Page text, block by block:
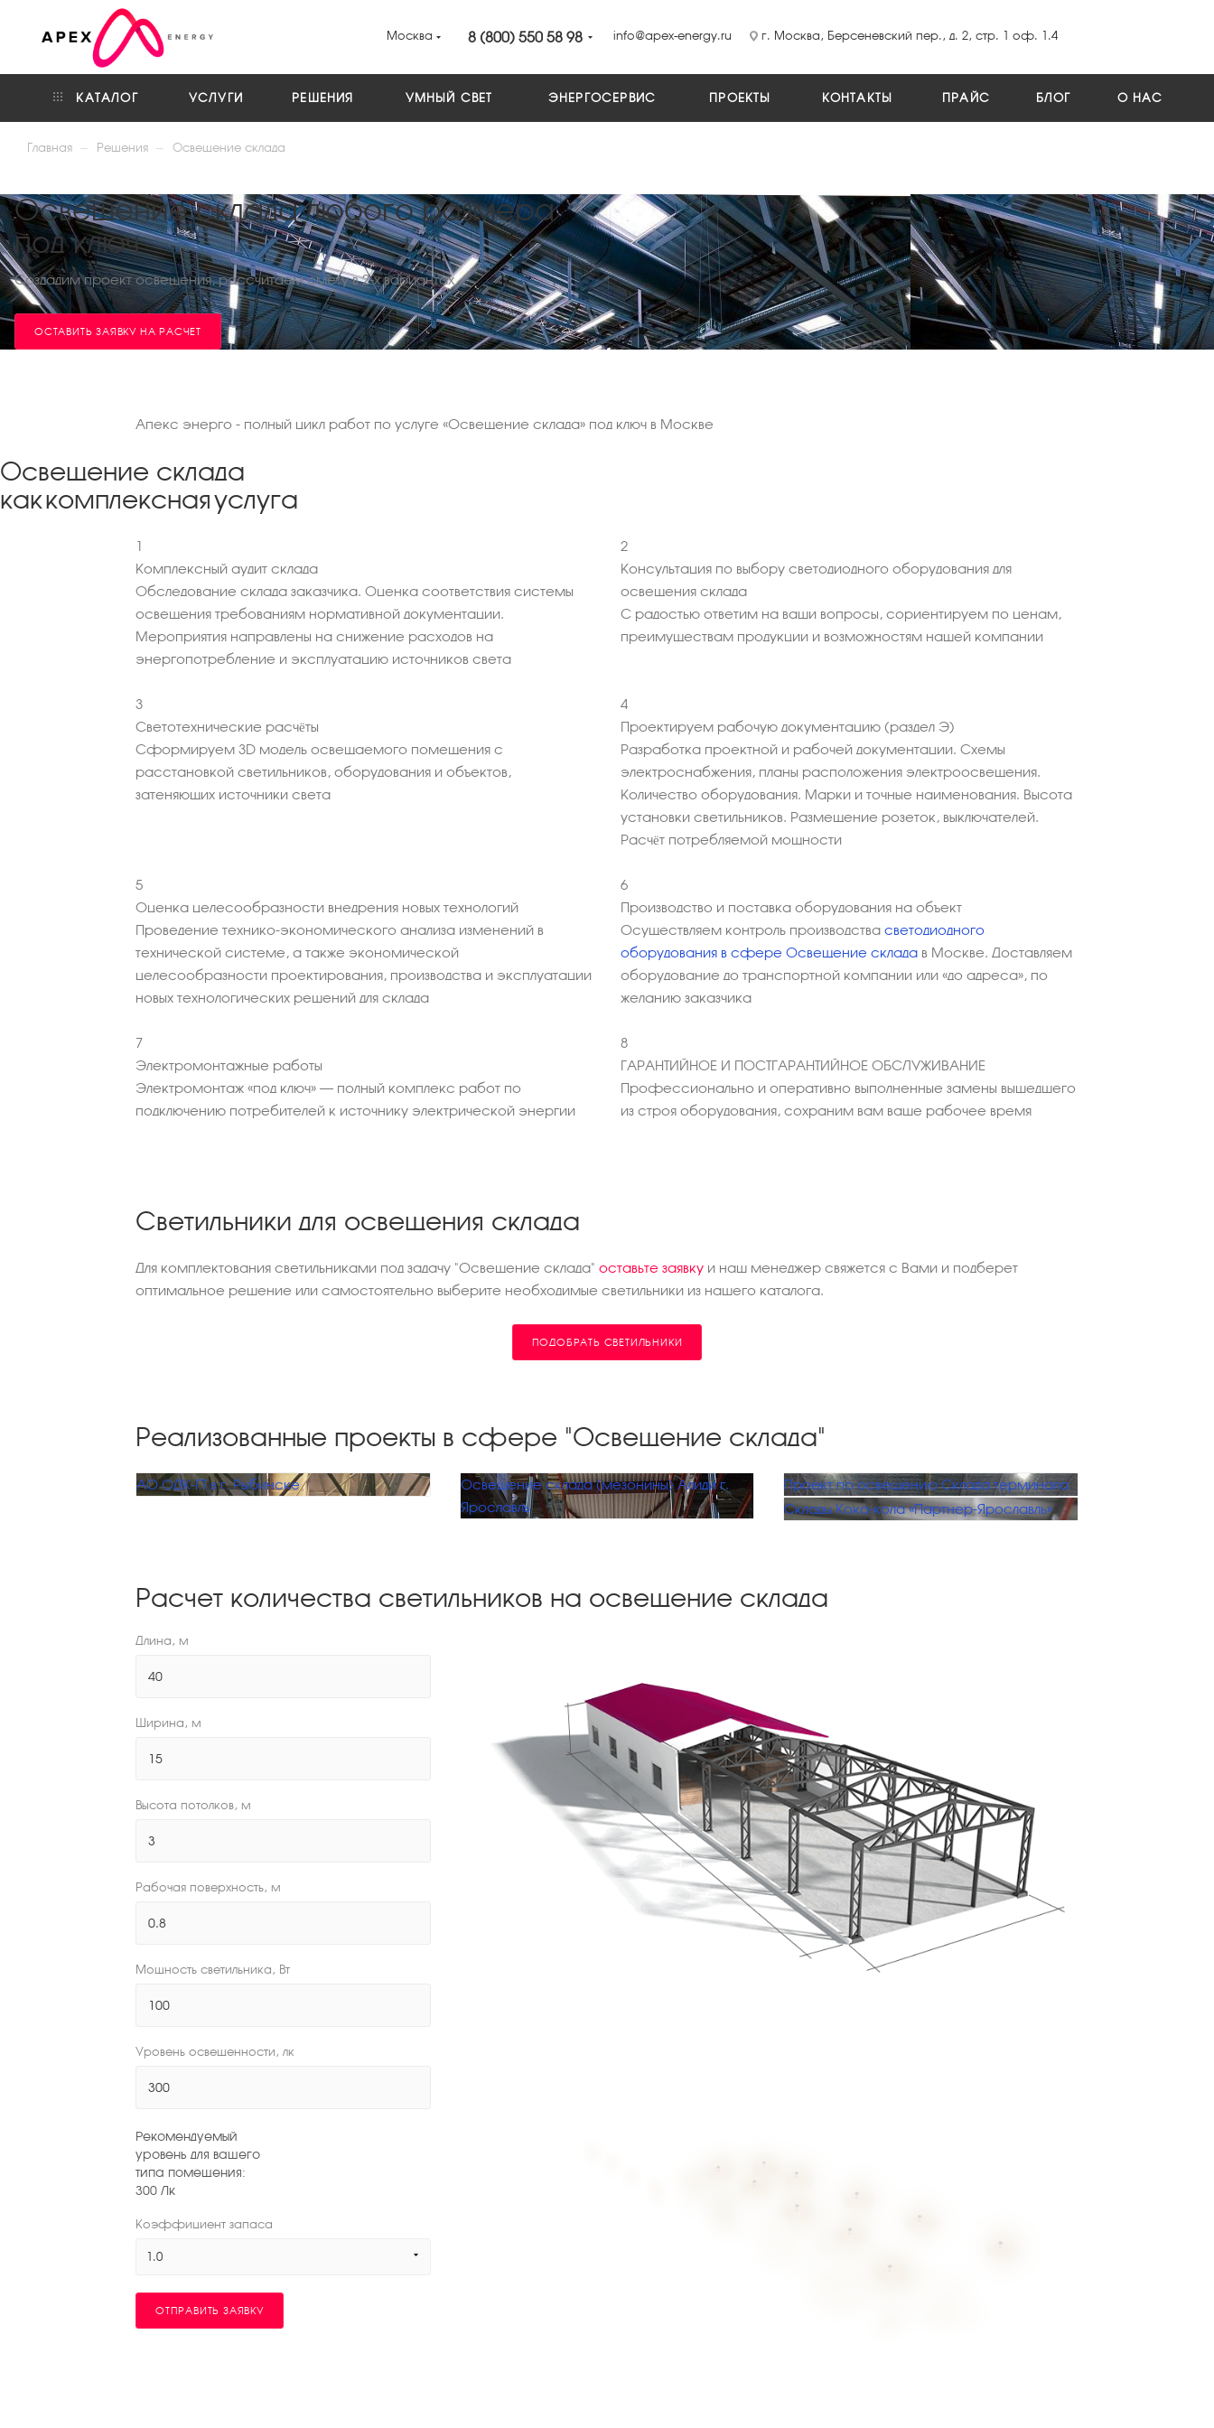
Москва 8 (800) 550 58 98 info@apex-energy.ru г. Москва, Берсеневский пер., д. 2, стр. 1 оф. 1.4
КАТАЛОГ УСЛУГИ РЕШЕНИЯ УМНЫЙ СВЕТ ЭНЕРГОСЕРВИС ПРОЕКТЫ КОНТАКТЫ ПРАЙС БЛОГ О НАС
Главная — Решения — Освещение склада
Освещение склада любого размера
под ключ
Создадим проект освещения, рассчитаем смету в 2-х вариантах
ОСТАВИТЬ ЗАЯВКУ НА РАСЧЕТ
Апекс энерго - полный цикл работ по услуге «Освещение склада» под ключ в Москве
Освещение склада
как комплексная услуга
1
Комплексный аудит склада
Обследование склада заказчика. Оценка соответствия системы
освещения требованиям нормативной документации.
Мероприятия направлены на снижение расходов на
энергопотребление и эксплуатацию источников света
2
Консультация по выбору светодиодного оборудования для
освещения склада
С радостью ответим на ваши вопросы, сориентируем по ценам,
преимуществам продукции и возможностям нашей компании
3
Светотехнические расчёты
Сформируем 3D модель освещаемого помещения с
расстановкой светильников, оборудования и объектов,
затеняющих источники света
4
Проектируем рабочую документацию (раздел Э)
Разработка проектной и рабочей документации. Схемы
электроснабжения, планы расположения электроосвещения.
Количество оборудования. Марки и точные наименования. Высота
установки светильников. Размещение розеток, выключателей.
Расчёт потребляемой мощности
5
Оценка целесообразности внедрения новых технологий
Проведение технико-экономического анализа изменений в
технической системе, а также экономической
целесообразности проектирования, производства и эксплуатации
новых технологических решений для склада
6
Производство и поставка оборудования на объект
Осуществляем контроль производства светодиодного
оборудования в сфере Освещение склада в Москве. Доставляем
оборудование до транспортной компании или «до адреса», по
желанию заказчика
7
Электромонтажные работы
Электромонтаж «под ключ» – полный комплекс работ по
подключению потребителей к источнику электрической энергии
8
ГАРАНТИЙНОЕ И ПОСТГАРАНТИЙНОЕ ОБСЛУЖИВАНИЕ
Профессионально и оперативно выполненные замены вышедшего
из строя оборудования, сохраним вам ваше рабочее время
Светильники для освещения склада
Для комплектования светильниками под задачу "Освещение склада" оставьте заявку и наш менеджер свяжется с Вами и подберет
оптимальное решение или самостоятельно выберите необходимые светильники из нашего каталога.
ПОДОБРАТЬ СВЕТИЛЬНИКИ
Реализованные проекты в сфере "Освещение склада"
АО ОДК-ГТ в г. Рыбинске
Освещение склада (мезонины) Алиди г.
Ярославль
Проект по освещению Склада терминала
Склады Кока-кола «Партнер-Ярославль»
Расчет количества светильников на освещение склада
Длина, м
Ширина, м
Высота потолков, м
Рабочая поверхность, м
Мощность светильника, Вт
Уровень освещенности, лк
Рекомендуемый
уровень для вашего
типа помещения:
300 Лк
Коэффициент запаса
1.0
ОТПРАВИТЬ ЗАЯВКУ